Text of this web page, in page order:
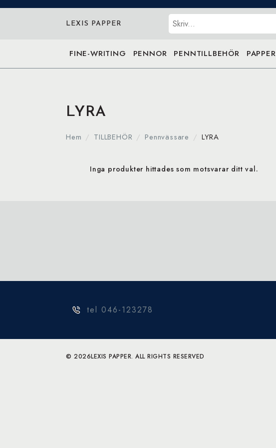
LEXIS PAPPER Sök
FINE-WRITING PENNOR PENNTILLBEHÖR PAPPER
LYRA
Hem TILLBEHÖR Pennvässare LYRA
Inga produkter hittades som motsvarar ditt val.
tel 046-123278
© 2026LEXIS PAPPER. ALL RIGHTS RESERVED